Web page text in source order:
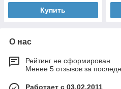
Купить
О нас
Рейтинг не сформирован
Менее 5 отзывов за
Работает с 03.02.2011